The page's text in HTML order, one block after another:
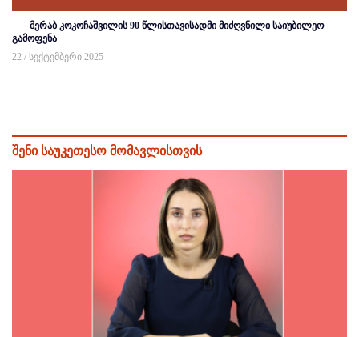
მერაბ კოკოჩაშვილის 90 წლისთავისადმი მიძღვნილი საიუბილეო
გამოფენა
22 / სექტემბერი 2025
შენი საუკეთესო მომავლისთვის